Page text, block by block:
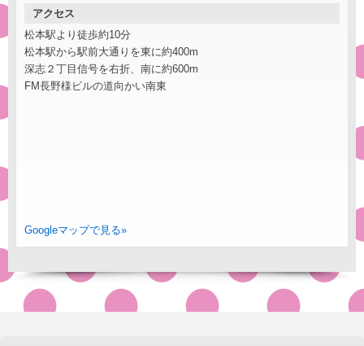
アクセス
松本駅より徒歩約10分
松本駅から駅前大通りを東に約400m
深志２丁目信号を右折、南に約600m
FM長野様ビルの道向かい南東
Googleマップで見る»